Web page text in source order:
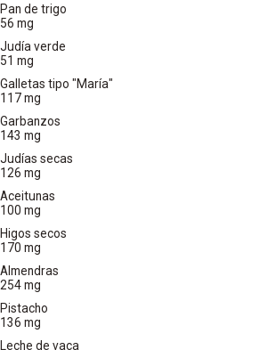
Pan de trigo
56 mg
Judía verde
51 mg
Galletas tipo "María"
117 mg
Garbanzos
143 mg
Judías secas
126 mg
Aceitunas
100 mg
Higos secos
170 mg
Almendras
254 mg
Pistacho
136 mg
Leche de vaca